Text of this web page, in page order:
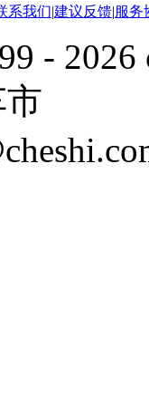
系我们|建议反馈|服务
- 2026